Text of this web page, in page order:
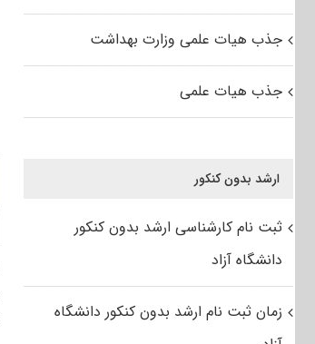
جذب هیات علمی وزارت بهداشت
جذب هیات علمی
ارشد بدون کنکور
ثبت نام کارشناسی ارشد بدون کنکور
دانشگاه آزاد
زمان ثبت نام ارشد بدون کنکور دانشگاه